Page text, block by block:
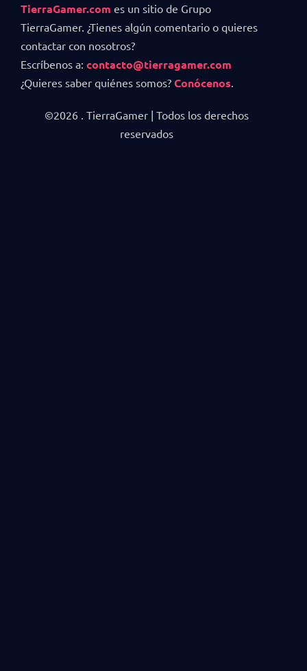
TierraGamer.com es un sitio de Grupo
TierraGamer. ¿Tienes algún comentario o quieres
contactar con nosotros?
Escríbenos a: contacto@tierragamer.com
¿Quieres saber quiénes somos? Conócenos
©2026 . TierraGamer | Todos los derechos
reservados